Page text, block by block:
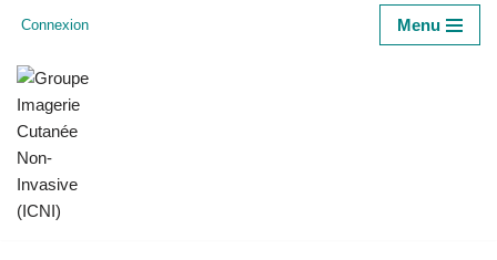
au
contenu
Connexion Menu